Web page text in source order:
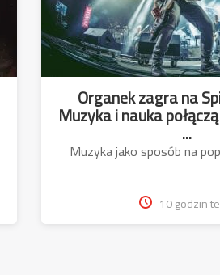
Organek zagra na
Muzyka i nauka
...
Muzyka jako sposób na
10 godzin